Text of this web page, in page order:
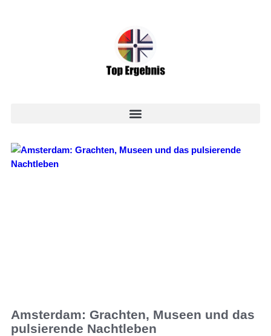
Amsterdam: Grachten, Museen und das
pulsierende Nachtleben